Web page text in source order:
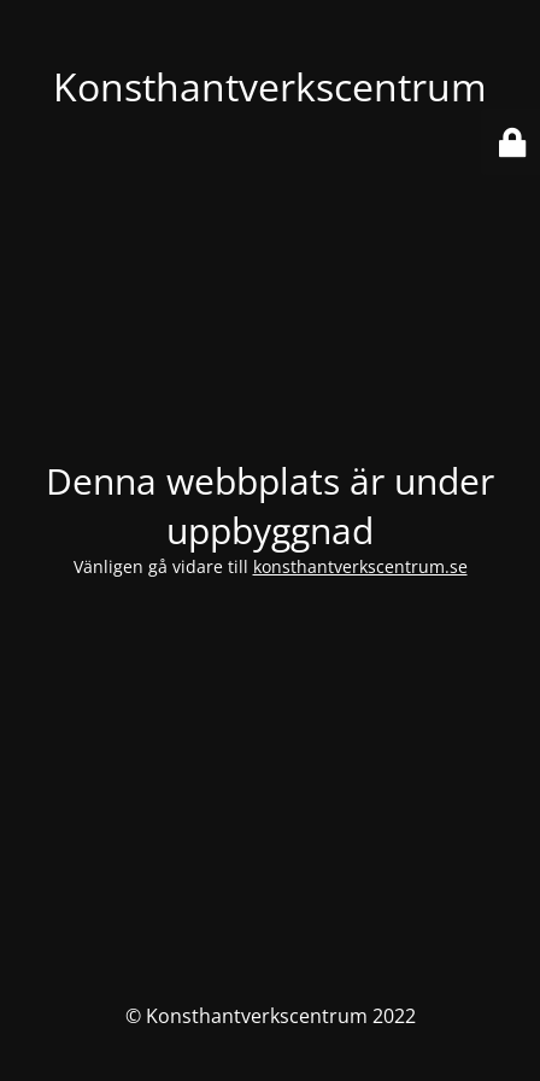
Konsthantverkscentrum
Denna webbplats är under
uppbyggnad
Vänligen gå vidare till konsthantverkscentrum.se
© Konsthantverkscentrum 2022